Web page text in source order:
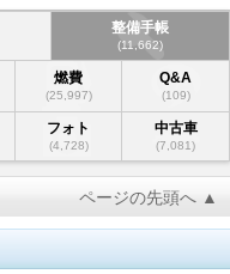
整備手帳
(11,662)
燃費
(25,997)
Q&A
(109)
フォト
(4,728)
中古車
(7,081)
ページの先頭へ ▲